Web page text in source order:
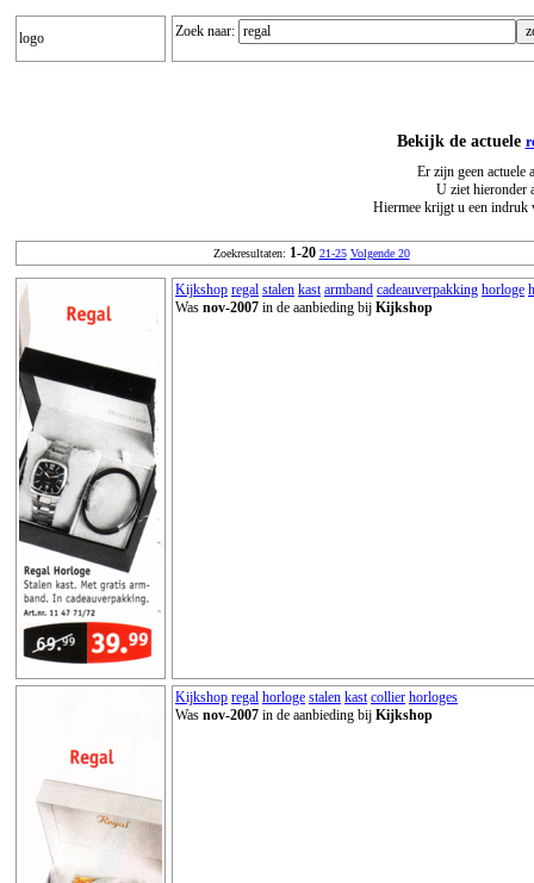
logo Zoek naar:
Bekijk de actuele
Er zijn geen actuele
U ziet hieronder
Hiermee krijgt u een indruk
Zoekresultaten: 1-20 21-25 Volgende 20
Kijkshop regal stalen kast armband cadeauverpakking horloge
Was nov-2007 in de aanbieding bij Kijkshop
Kijkshop regal horloge stalen kast collier horloges
Was nov-2007 in de aanbieding bij Kijkshop